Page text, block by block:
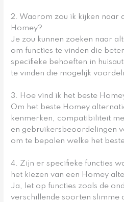
2. Waarom zou ik kijken naar
Homey?
Je zou kunnen zoeken naar
om functies te vinden die
specifieke behoeften in
te vinden die mogelijk
3. Hoe vind ik het beste
Om het beste Homey
kenmerken, compatibiliteit
en gebruikersbeoordelingen
om te bepalen welke het
4. Zijn er specifieke functies
het kiezen van een Homey
Ja, let op functies zoals de
verschillende soorten slimme